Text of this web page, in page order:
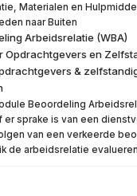
Materialen en
naar Buiten
Arbeidsrelatie (WBA)
Opdrachtgevers en
&
Beoordeling
er sprake is van een
van een verkeerde
de arbeidsrelatie